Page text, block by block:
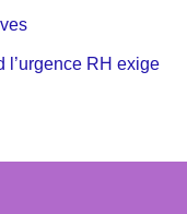
l’urgence RH exige